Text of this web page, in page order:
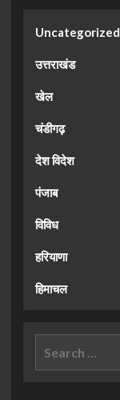
Uncategorized
उत्तराखंड
खेल
चंडीगढ़
देश विदेश
पंजाब
विविध
हरियाणा
हिमाचल